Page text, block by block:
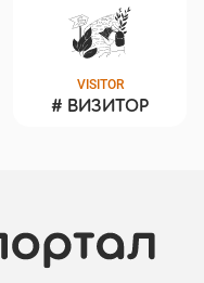
VISITOR
# ВИЗИТОР